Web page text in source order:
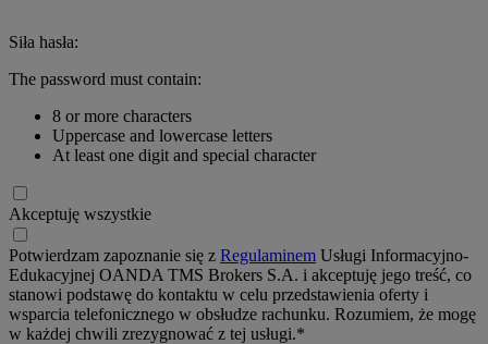
Siła hasła:
The password must contain:
8 or more characters
Uppercase and lowercase letters
At least one digit and special character
Akceptuję wszystkie
Potwierdzam zapoznanie się z Regulaminem Usługi Informacyjno-
Edukacyjnej OANDA TMS Brokers S.A. i akceptuję jego treść, co
stanowi podstawę do kontaktu w celu przedstawienia oferty i
wsparcia telefonicznego w obsłudze rachunku. Rozumiem, że mogę
w każdej chwili zrezygnować z tej usługi.*